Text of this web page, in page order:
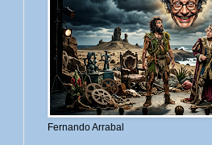
Fernando Arrabal